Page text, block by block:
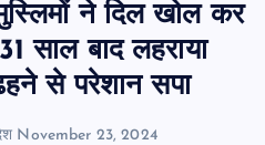
ने दिल खोल कर
साल बाद लहराया
से परेशान सपा
November 23, 2024